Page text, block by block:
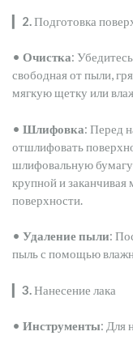
2.Подготовка
• Очистка:
свободная от пыли,
мягкую щетку или
• Шлифовка: Перед
отшлифовать
шлифовальную бумагу
крупной и заканчивая
поверхности.
• Удаление пыли:
пыль с помощью
3.Нанесение лака
• Инструменты: Для